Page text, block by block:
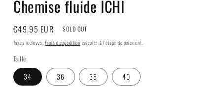
fenêtre
modale
Chemise fluide ICHI
Prix
habituel
€49,95 EUR SOLD OUT
Taxes incluses.Frais d'expédition calculés à l'étape de paiement.
Taille
34 36 38 40